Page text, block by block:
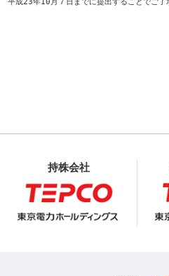
持株会社